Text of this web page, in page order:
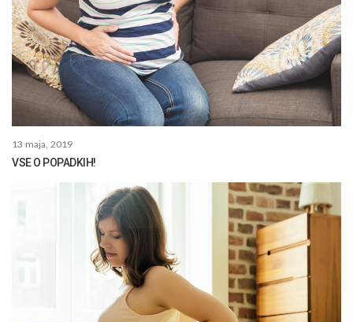
13 maja, 2019
VSE O POPADKIH!